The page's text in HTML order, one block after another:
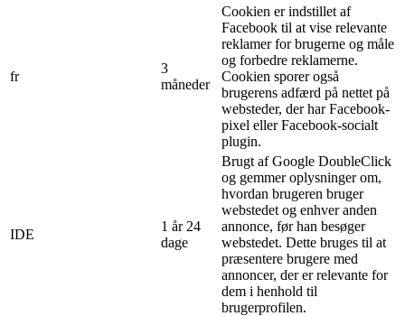
fr
3
måneder
Cookien er indstillet af
Facebook til at vise relevante
reklamer for brugerne og måle
og forbedre reklamerne.
Cookien sporer også
brugerens adfærd på nettet på
websteder, der har Facebook-
pixel eller Facebook-socialt
plugin.
IDE
1 år 24
dage
Brugt af Google DoubleClick
og gemmer oplysninger om,
hvordan brugeren bruger
webstedet og enhver anden
annonce, før han besøger
webstedet. Dette bruges til at
præsentere brugere med
annoncer, der er relevante for
dem i henhold til
brugerprofilen.